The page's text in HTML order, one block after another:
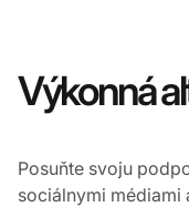
Výkonná
Posuňte svoju
sociálnymi médiami